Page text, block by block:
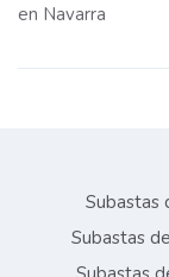
en Navarra
Subastas
Subastas